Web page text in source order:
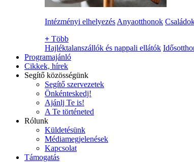
Intézményi elhelyezés Anyaotthonok
+ Több
Hajléktalanszállók és nappali ellátók
Programajánló
Cikkek, hírek
Segítő közösségünk
Segítő szervezetek
Önkénteskedj!
Ajánlj Te is!
A Te történeted
Rólunk
Küldetésünk
Médiamegjelenések
Kapcsolat
Támogatás